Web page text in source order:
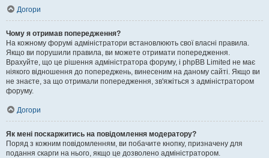
Догори
Чому я отримав попередження?
На кожному форумі адміністратори встановлюють свої власні правила.
Якщо ви порушили правила, ви можете отримати попередження.
Врахуйте, що це рішення адміністратора форуму, і phpBB Limited не має
ніякого відношення до попереджень, винесеним на даному сайті. Якщо ви
не знаєте, за що отримали попередження, зв'яжіться з адміністратором
форуму.
Догори
Як мені поскаржитись на повідомлення модератору?
Поряд з кожним повідомленням, ви побачите кнопку, призначену для
подання скарги на нього, якщо це дозволено адміністратором.